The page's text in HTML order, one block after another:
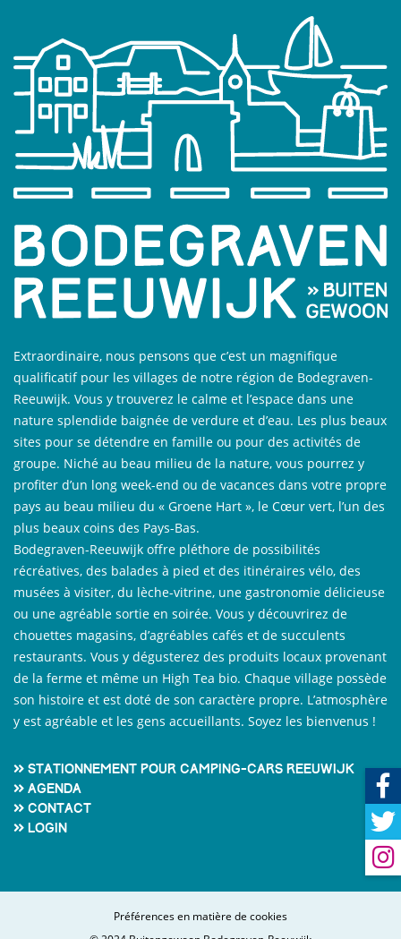
Extraordinaire, nous pensons que c’est un magnifique
qualificatif pour les villages de notre région de Bodegraven-
Reeuwijk. Vous y trouverez le calme et l’espace dans une
nature splendide baignée de verdure et d’eau. Les plus beaux
sites pour se détendre en famille ou pour des activités de
groupe. Niché au beau milieu de la nature, vous pourrez y
profiter d’un long week-end ou de vacances dans votre propre
pays au beau milieu du « Groene Hart », le Cœur vert, l’un des
plus beaux coins des Pays-Bas.
Bodegraven-Reeuwijk offre pléthore de possibilités
récréatives, des balades à pied et des itinéraires vélo, des
musées à visiter, du lèche-vitrine, une gastronomie délicieuse
ou une agréable sortie en soirée. Vous y découvrirez de
chouettes magasins, d’agréables cafés et de succulents
restaurants. Vous y dégusterez des produits locaux provenant
de la ferme et même un High Tea bio. Chaque village possède
son histoire et est doté de son caractère propre. L’atmosphère
y est agréable et les gens accueillants. Soyez les bienvenus !
Stationnement pour camping-cars Reeuwijk
Agenda
Contact
Login
Préférences en matière de cookies